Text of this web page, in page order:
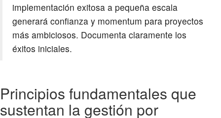
implementación exitosa a pequeña escala
generará confianza y momentum para proyectos
más ambiciosos. Documenta claramente los
éxitos iniciales.
Principios fundamentales que
sustentan la gestión por